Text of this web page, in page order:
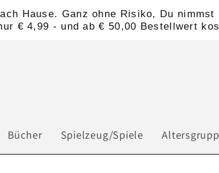
Hause. Ganz ohne Risiko, Du
€ 4,99 - und ab € 50,00 Bestellwert
Bücher Spielzeug/Spiele